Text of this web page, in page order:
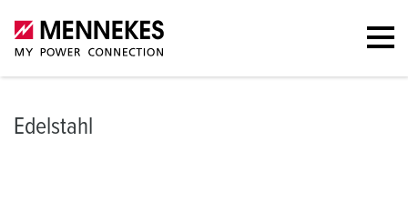
Edelstahl